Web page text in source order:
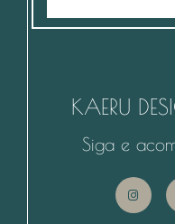
KAERU
Siga e